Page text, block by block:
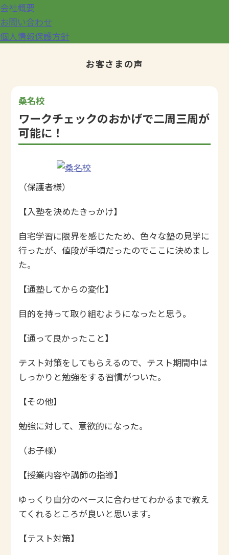
会社概要
お問い合わせ
個人情報保護方針
お客さまの声
桑名校
ワークチェックのおかげで二周三周が
可能に！
（保護者様）
【入塾を決めたきっかけ】
自宅学習に限界を感じたため、色々な塾の見学に
行ったが、値段が手頃だったのでここに決めまし
た。
【通塾してからの変化】
目的を持って取り組むようになったと思う。
【通って良かったこと】
テスト対策をしてもらえるので、テスト期間中は
しっかりと勉強をする習慣がついた。
【その他】
勉強に対して、意欲的になった。
（お子様）
【授業内容や講師の指導】
ゆっくり自分のペースに合わせてわかるまで教え
てくれるところが良いと思います。
【テスト対策】